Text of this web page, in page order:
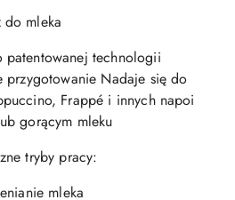
mleka
technologii
przygotowanie Nadaje się do
Frappé i innych napoi
gorącym mleku
tryby pracy:
mleka